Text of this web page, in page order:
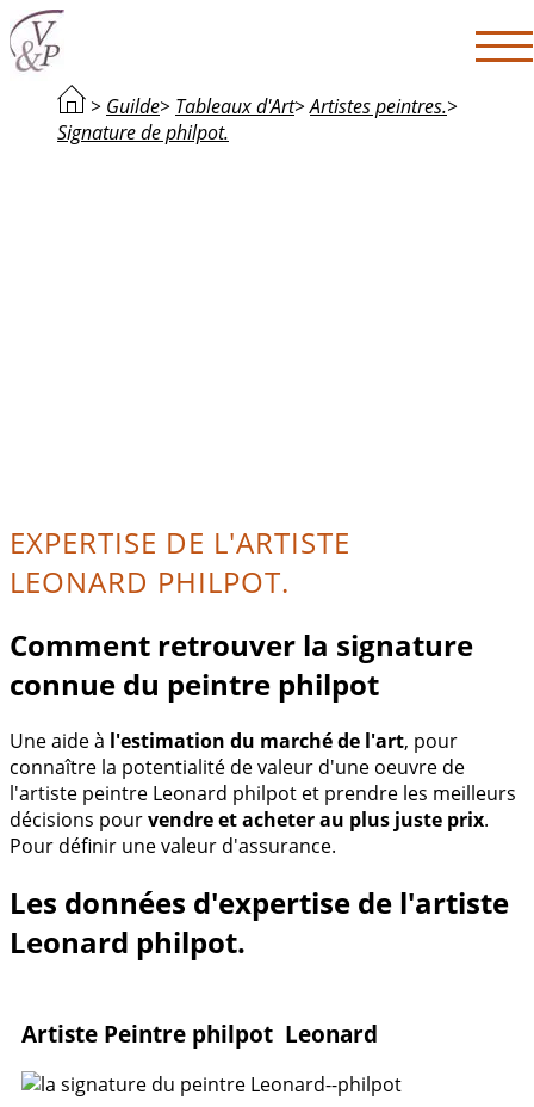
> Guilde> Tableaux d'Art>Artistes peintres.>
Signature de philpot.
EXPERTISE DE L'ARTISTE
LEONARD PHILPOT.
Comment retrouver la signature
connue du peintre philpot
Une aide à l'estimation du marché de l'art, pour
connaître la potentialité de valeur d'une oeuvre de
l'artiste peintre Leonard philpot et prendre les meilleurs
décisions pourvendre et acheter au plus juste prix.
Pour définir une valeur d'assurance.
Les données d'expertise de l'artiste
Leonard philpot.
Artiste Peintre philpot Leonard